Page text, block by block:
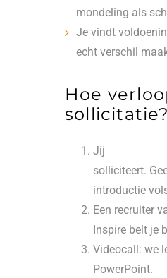
mondeling als
Je vindt
echt verschil
Hoe
sollicitatie?
Jij
solliciteert.
introductie
Een recruiter
Inspire belt je
Videocall: we
PowerPoint.